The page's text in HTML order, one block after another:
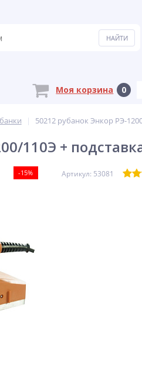
Моя корзина 0
50212 рубанок Энкор РЭ-
110Э +
-15% Артикул: 53081